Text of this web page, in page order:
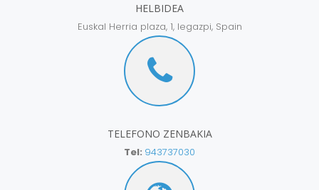
HELBIDEA
Euskal Herria plaza, 1, legazpi, Spain
TELEFONO ZENBAKIA
Tel: 943737030